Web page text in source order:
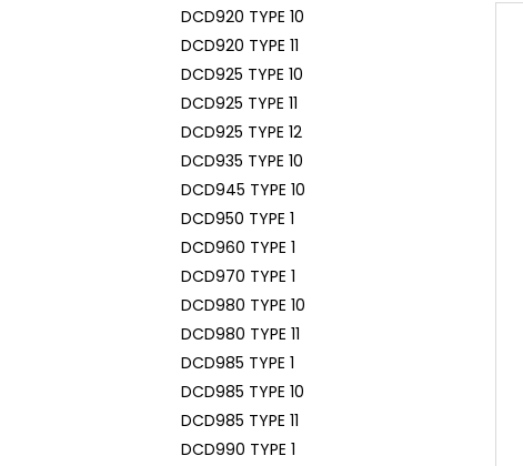
DCD920 TYPE 10
DCD920 TYPE 11
DCD925 TYPE 10
DCD925 TYPE 11
DCD925 TYPE 12
DCD935 TYPE 10
DCD945 TYPE 10
DCD950 TYPE 1
DCD960 TYPE 1
DCD970 TYPE 1
DCD980 TYPE 10
DCD980 TYPE 11
DCD985 TYPE 1
DCD985 TYPE 10
DCD985 TYPE 11
DCD990 TYPE 1